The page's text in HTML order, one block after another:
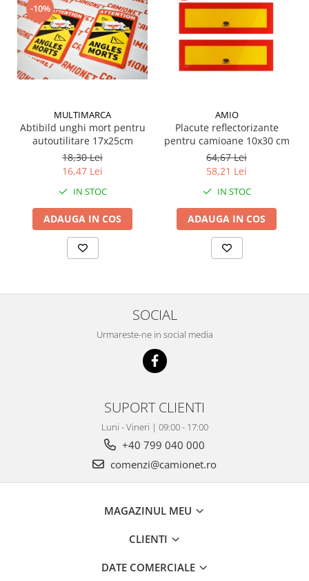
-10%
MULTIMARCA
Abtibild unghi mort pentru
autoutilitare 17x25cm
18,30 Lei
16,47 Lei
IN STOC
ADAUGA IN COS
AMIO
Placute reflectorizante
pentru camioane 10x30 cm
64,67 Lei
58,21 Lei
IN STOC
ADAUGA IN COS
SOCIAL
Urmareste-ne in social media
SUPORT CLIENTI
Luni - Vineri | 09:00 - 17:00
+40 799 040 000
comenzi@camionet.ro
MAGAZINUL MEU
CLIENTI
DATE COMERCIALE